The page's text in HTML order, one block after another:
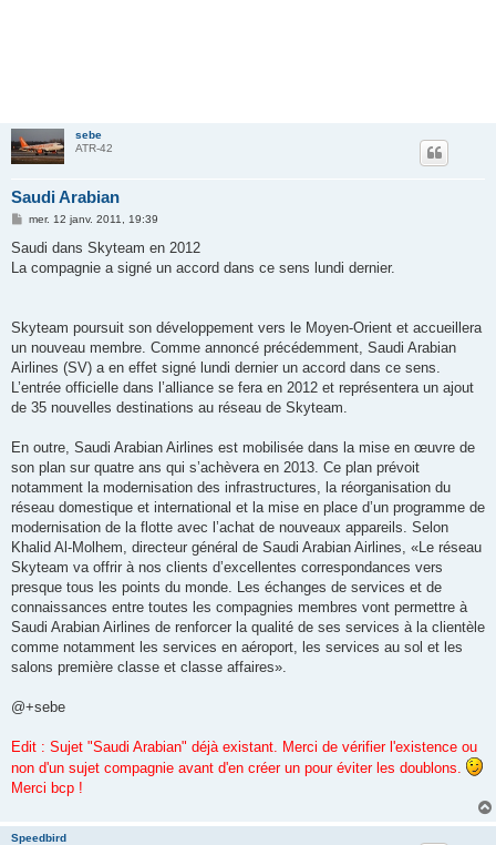
sebe
ATR-42
Saudi Arabian
M
s
a
mer. 12 janv. 2011, 19:39
Saudi dans Skyteam en 2012
La compagnie a signé un accord dans ce sens lundi dernier.
Skyteam poursuit son développement vers le Moyen-Orient et accueillera
un nouveau membre. Comme annoncé précédemment, Saudi Arabian
Airlines (SV) a en effet signé lundi dernier un accord dans ce sens.
L’entrée officielle dans l’alliance se fera en 2012 et représentera un ajout
de 35 nouvelles destinations au réseau de Skyteam.
En outre, Saudi Arabian Airlines est mobilisée dans la mise en œuvre de
son plan sur quatre ans qui s’achèvera en 2013. Ce plan prévoit
notamment la modernisation des infrastructures, la réorganisation du
réseau domestique et international et la mise en place d’un programme de
modernisation de la flotte avec l’achat de nouveaux appareils. Selon
Khalid Al-Molhem, directeur général de Saudi Arabian Airlines, «Le réseau
Skyteam va offrir à nos clients d’excellentes correspondances vers
presque tous les points du monde. Les échanges de services et de
connaissances entre toutes les compagnies membres vont permettre à
Saudi Arabian Airlines de renforcer la qualité de ses services à la clientèle
comme notamment les services en aéroport, les services au sol et les
salons première classe et classe affaires».
@+sebe
Edit : Sujet "Saudi Arabian" déjà existant. Merci de vérifier l'existence ou
non d'un sujet compagnie avant d'en créer un pour éviter les doublons.
Merci bcp !
Speedbird